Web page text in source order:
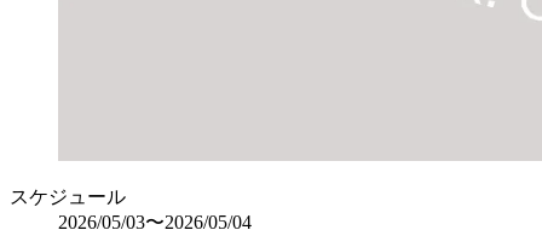
スケジュール
2026/05/03〜2026/05/04